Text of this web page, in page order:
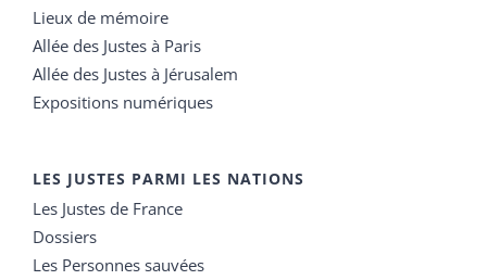
Lieux de mémoire
Allée des Justes à Paris
Allée des Justes à Jérusalem
Expositions numériques
LES JUSTES PARMI LES NATIONS
Les Justes de France
Dossiers
Les Personnes sauvées